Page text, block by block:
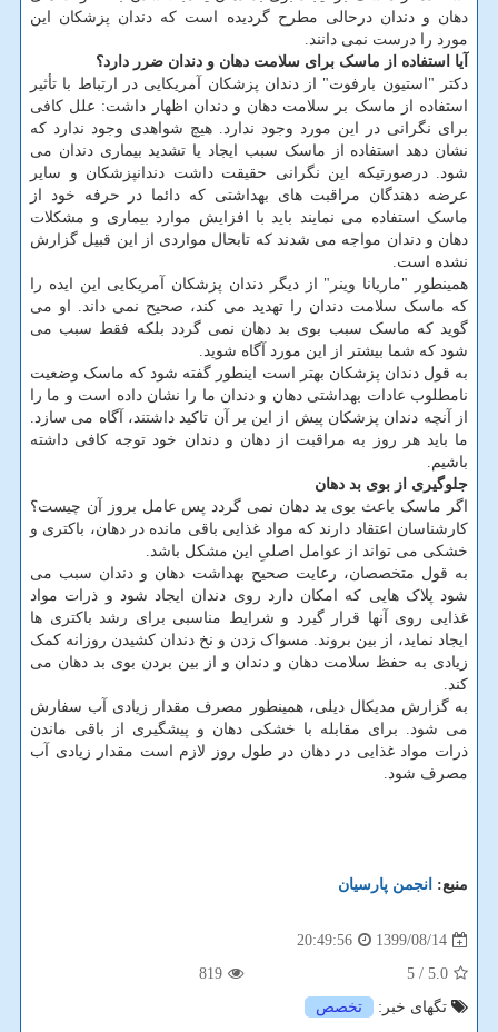
دهان و دندان درحالی مطرح گردیده است که دندان پزشکان این
مورد را درست نمی دانند.
آیا استفاده از ماسک برای سلامت دهان و دندان ضرر دارد؟
دکتر "استیون بارفوت" از دندان پزشکان آمریکایی در ارتباط با تأثیر
استفاده از ماسک بر سلامت دهان و دندان اظهار داشت: علل کافی
برای نگرانی در این مورد وجود ندارد. هیچ شواهدی وجود ندارد که
نشان دهد استفاده از ماسک سبب ایجاد یا تشدید بیماری دندان می
شود. درصورتیکه این نگرانی حقیقت داشت دندانپزشکان و سایر
عرضه دهندگان مراقبت های بهداشتی که دائما در حرفه خود از
ماسک استفاده می نمایند باید با افزایش موارد بیماری و مشکلات
دهان و دندان مواجه می شدند که تابحال مواردی از این قبیل گزارش
نشده است.
همینطور "ماریانا وینر" از دیگر دندان پزشکان آمریکایی این ایده را
که ماسک سلامت دندان را تهدید می کند، صحیح نمی داند. او می
گوید که ماسک سبب بوی بد دهان نمی گردد بلکه فقط سبب می
شود که شما بیشتر از این مورد آگاه شوید.
به قول دندان پزشکان بهتر است اینطور گفته شود که ماسک وضعیت
نامطلوب عادات بهداشتی دهان و دندان ما را نشان داده است و ما را
از آنچه دندان پزشکان پیش از این بر آن تاکید داشتند، آگاه می سازد.
ما باید هر روز به مراقبت از دهان و دندان خود توجه کافی داشته
باشیم.
جلوگیری از بوی بد دهان
اگر ماسک باعث بوی بد دهان نمی گردد پس عامل بروز آن چیست؟
کارشناسان اعتقاد دارند که مواد غذایی باقی مانده در دهان، باکتری و
خشکی می تواند از عوامل اصلیِ این مشکل باشد.
به قول متخصصان، رعایت صحیح بهداشت دهان و دندان سبب می
شود پلاک هایی که امکان دارد روی دندان ایجاد شود و ذرات مواد
غذایی روی آنها قرار گیرد و شرایط مناسبی برای رشد باکتری ها
ایجاد نماید، از بین بروند. مسواک زدن و نخ دندان کشیدن روزانه کمک
زیادی به حفظ سلامت دهان و دندان و از بین بردن بوی بد دهان می
کند.
به گزارش مدیکال دیلی، همینطور مصرف مقدار زیادی آب سفارش
می شود. برای مقابله با خشکی دهان و پیشگیری از باقی ماندن
ذرات مواد غذایی در دهان در طول روز لازم است مقدار زیادی آب
مصرف شود.
منبع: انجمن پارسیان
1399/08/14
20:49:56
5.0
/ 5
819
تگهای خبر:
تخصص